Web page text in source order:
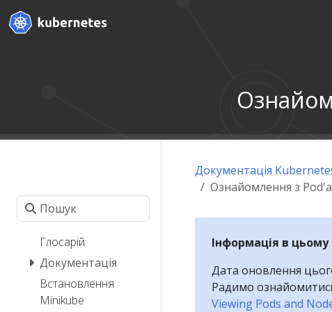
Глосарій
Документація
Встановлення
Minikube
Документація
Ознайомлення з
Інформація в
Дата оновлення
Радимо
Viewing Pods and